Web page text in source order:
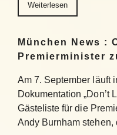
Weiterlesen
München News :
Premierminister
Am 7. September läuft
Dokumentation „Don’t
Gästeliste für die
Andy Burnham